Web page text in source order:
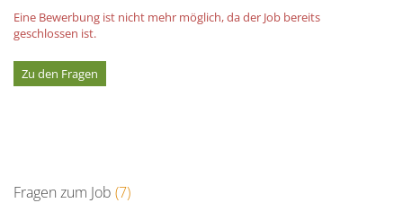
Eine Bewerbung ist nicht mehr möglich, da der Job bereits
geschlossen ist.
Zu den Fragen
Fragen zum Job (7)